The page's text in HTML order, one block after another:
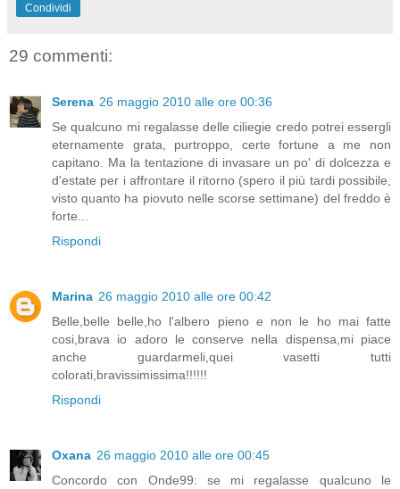
Condividi
29 commenti:
Serena 26 maggio 2010 alle ore 00:36
Se qualcuno mi regalasse delle ciliegie credo potrei essergli
eternamente grata, purtroppo, certe fortune a me non
capitano. Ma la tentazione di invasare un po' di dolcezza e
d'estate per i affrontare il ritorno (spero il più tardi possibile,
visto quanto ha piovuto nelle scorse settimane) del freddo è
forte...
Rispondi
Marina 26 maggio 2010 alle ore 00:42
Belle,belle belle,ho l'albero pieno e non le ho mai fatte
cosi,brava io adoro le conserve nella dispensa,mi piace
anche guardarmeli,quei vasetti tutti
colorati,bravissimissima!!!!!!
Rispondi
Oxana 26 maggio 2010 alle ore 00:45
Concordo con Onde99: se mi regalasse qualcuno le